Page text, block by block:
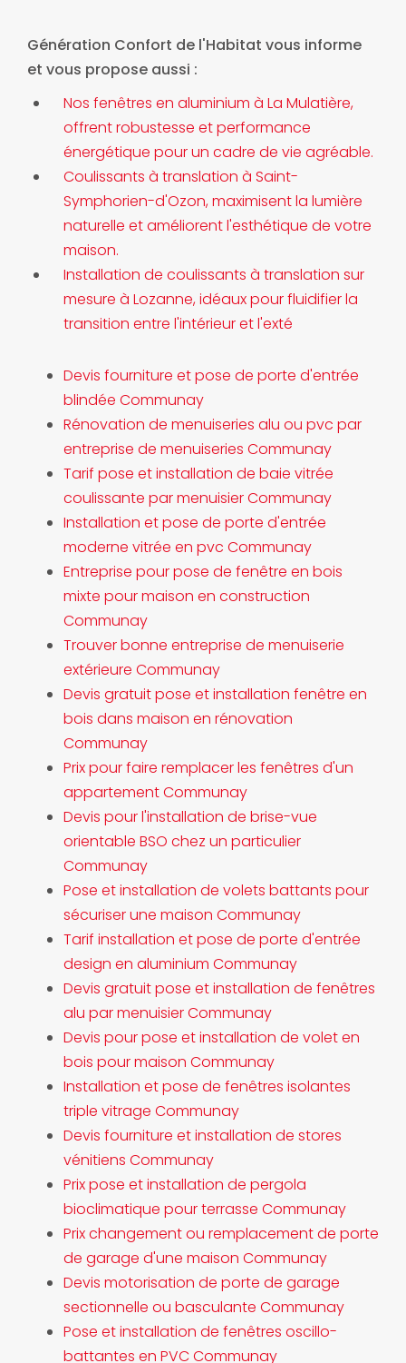
Génération Confort de l'Habitat vous informe
et vous propose aussi :
Nos fenêtres en aluminium à La Mulatière,
offrent robustesse et performance
énergétique pour un cadre de vie agréable.
Coulissants à translation à Saint-
Symphorien-d'Ozon, maximisent la lumière
naturelle et améliorent l'esthétique de votre
maison.
Installation de coulissants à translation sur
mesure à Lozanne, idéaux pour fluidifier la
transition entre l'intérieur et l'exté
Devis fourniture et pose de porte d'entrée
blindée Communay
Rénovation de menuiseries alu ou pvc par
entreprise de menuiseries Communay
Tarif pose et installation de baie vitrée
coulissante par menuisier Communay
Installation et pose de porte d'entrée
moderne vitrée en pvc Communay
Entreprise pour pose de fenêtre en bois
mixte pour maison en construction
Communay
Trouver bonne entreprise de menuiserie
extérieure Communay
Devis gratuit pose et installation fenêtre en
bois dans maison en rénovation
Communay
Prix pour faire remplacer les fenêtres d'un
appartement Communay
Devis pour l'installation de brise-vue
orientable BSO chez un particulier
Communay
Pose et installation de volets battants pour
sécuriser une maison Communay
Tarif installation et pose de porte d'entrée
design en aluminium Communay
Devis gratuit pose et installation de fenêtres
alu par menuisier Communay
Devis pour pose et installation de volet en
bois pour maison Communay
Installation et pose de fenêtres isolantes
triple vitrage Communay
Devis fourniture et installation de stores
vénitiens Communay
Prix pose et installation de pergola
bioclimatique pour terrasse Communay
Prix changement ou remplacement de porte
de garage d'une maison Communay
Devis motorisation de porte de garage
sectionnelle ou basculante Communay
Pose et installation de fenêtres oscillo-
battantes en PVC Communay